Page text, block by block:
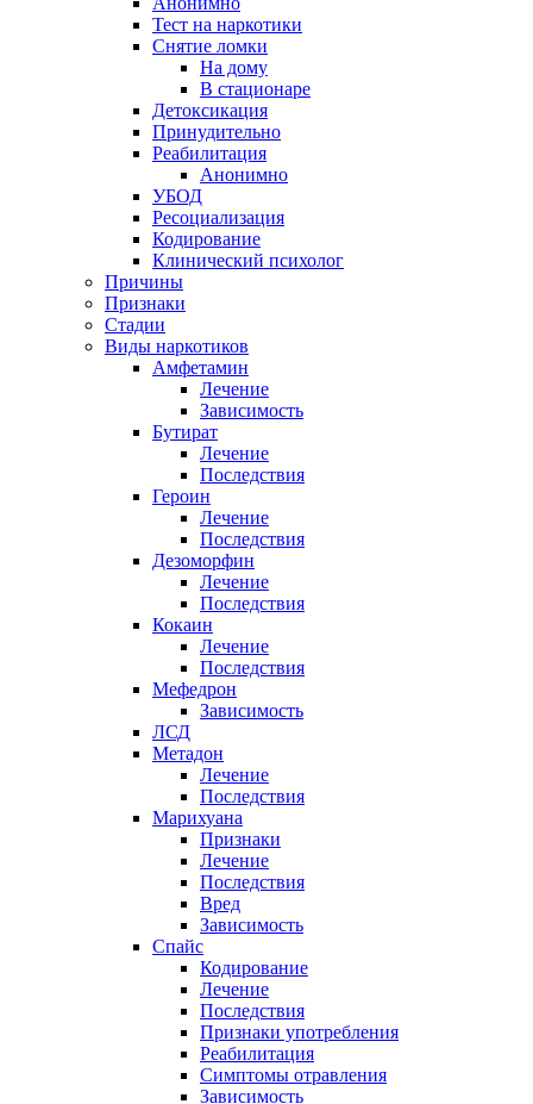
Тест на наркотики
Снятие ломки
На дому
В стационаре
Детоксикация
Принудительно
Реабилитация
Анонимно
УБОД
Ресоциализация
Кодирование
Клинический психолог
Причины
Признаки
Стадии
Виды наркотиков
Амфетамин
Лечение
Зависимость
Бутират
Лечение
Последствия
Героин
Лечение
Последствия
Дезоморфин
Лечение
Последствия
Кокаин
Лечение
Последствия
Мефедрон
Зависимость
ЛСД
Метадон
Лечение
Последствия
Марихуана
Признаки
Лечение
Последствия
Вред
Зависимость
Спайс
Кодирование
Лечение
Последствия
Признаки употребления
Реабилитация
Симптомы отравления
Зависимость